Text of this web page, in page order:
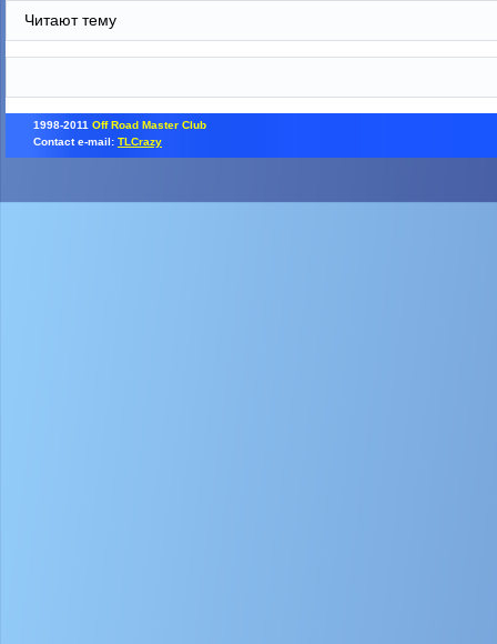
Читают тему
1998-2011 Off Road Master Club
Contact e-mail: TLCrazy